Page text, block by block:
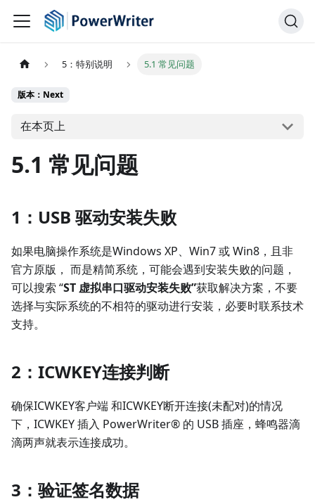
5：特别说明 5.1 常见问题
版本：Next
在本页上
5.1 常见问题
1：USB 驱动安装失败
如果电脑操作系统是Windows XP、Win7 或 Win8，且非
官方原版， 而是精简系统，可能会遇到安装失败的问题，
可以搜索 “ST 虚拟串口驱动安装失败”获取解决方案，不要
选择与实际系统的不相符的驱动进行安装，必要时联系技术
支持。
2：ICWKEY连接判断
确保ICWKEY客户端 和ICWKEY断开连接(未配对)的情况
下，ICWKEY 插入 PowerWriter® 的 USB 插座，蜂鸣器滴
滴两声就表示连接成功。
3：验证签名数据